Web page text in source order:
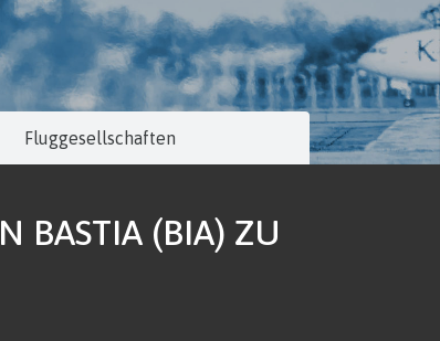
Fluggesellschaften
BASTIA (BIA) ZU